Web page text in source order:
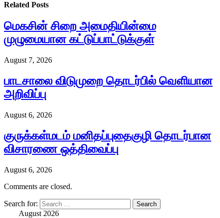
Related Posts
மெகசின் சிறை அமைதியின்மை
முழுமையான கட்டுப்பாட்டுக்குள்
August 7, 2026
பாடசாலை விடுமுறை தொடர்பில் வௌியான
அறிவிப்பு
August 6, 2026
குருக்கள்மடம் மனிதப்புதைகுழி தொடர்பான
விசாரணை ஒத்திவைப்பு
August 6, 2026
Comments are closed.
Search for:
August 2026